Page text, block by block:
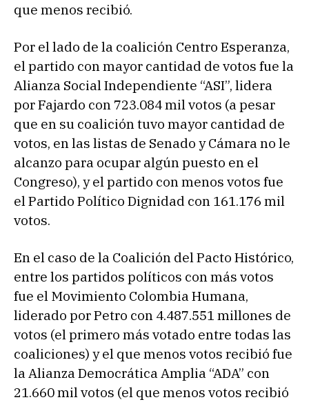
que menos recibió.
Por el lado de la coalición Centro Esperanza,
el partido con mayor cantidad de votos fue la
Alianza Social Independiente “ASI”, lidera
por Fajardo con 723.084 mil votos (a pesar
que en su coalición tuvo mayor cantidad de
votos, en las listas de Senado y Cámara no le
alcanzo para ocupar algún puesto en el
Congreso), y el partido con menos votos fue
el Partido Político Dignidad con 161.176 mil
votos.
En el caso de la Coalición del Pacto Histórico,
entre los partidos políticos con más votos
fue el Movimiento Colombia Humana,
liderado por Petro con 4.487.551 millones de
votos (el primero más votado entre todas las
coaliciones) y el que menos votos recibió fue
la Alianza Democrática Amplia “ADA” con
21.660 mil votos (el que menos votos recibió